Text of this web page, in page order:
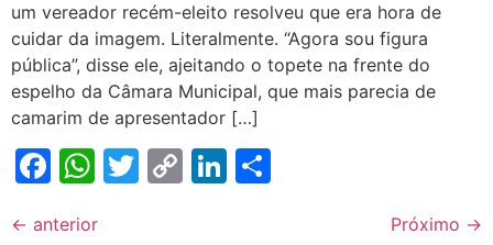
um vereador recém-eleito resolveu que era hora de
cuidar da imagem. Literalmente. “Agora sou figura
pública”, disse ele, ajeitando o topete na frente do
espelho da Câmara Municipal, que mais parecia de
camarim de apresentador […]
Facebook
WhatsApp
Twitter
CopyLinkedIn
← anterior Próximo →